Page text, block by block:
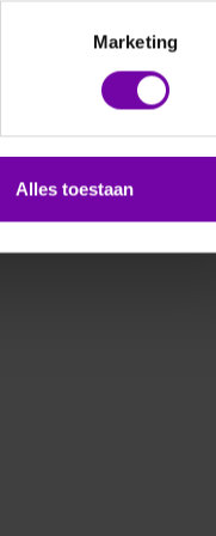
Marketing
Alles toestaan